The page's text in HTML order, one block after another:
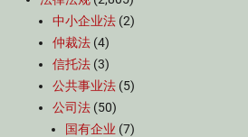
中小企业法 (2)
仲裁法 (4)
信托法 (3)
公共事业法 (5)
公司法 (50)
国有企业 (7)